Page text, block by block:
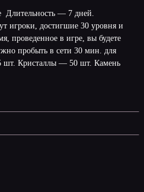
Длительность — 7 дней.
игроки, достигшие 30 уровня и
проведенное в игре, вы будете
пробыть в сети 30 мин. для
Кристаллы — 50 шт. Камень